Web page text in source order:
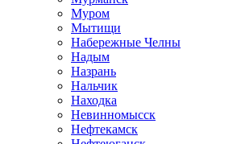
Муром
Мытищи
Набережные Челны
Надым
Назрань
Нальчик
Находка
Невинномысск
Нефтекамск